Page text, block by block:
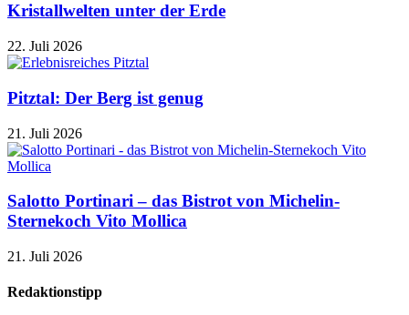
Kristallwelten unter der Erde
22. Juli 2026
Pitztal: Der Berg ist genug
21. Juli 2026
Salotto Portinari – das Bistrot von Michelin-
Sternekoch Vito Mollica
21. Juli 2026
Redaktionstipp